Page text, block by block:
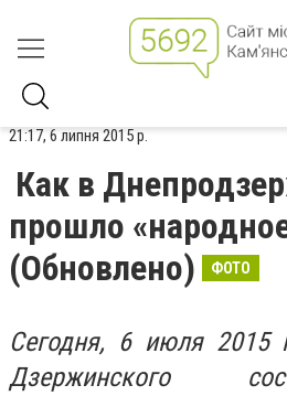
21:17, 6 липня 2015 р.
Как в
прошло
(Обновлено)
ФОТО
Сегодня, 6 июля 2015
Дзержинского